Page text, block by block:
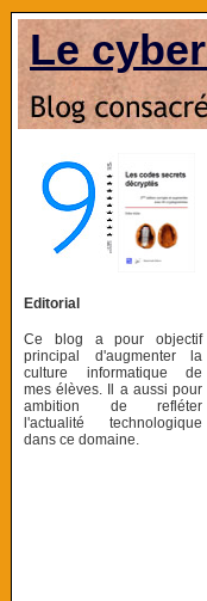
Le
Editorial
Ce blog a pour objectif
principal d'augmenter la
culture informatique de
mes élèves. Il a aussi pour
ambition de refléter
l'actualité technologique
dans ce domaine.